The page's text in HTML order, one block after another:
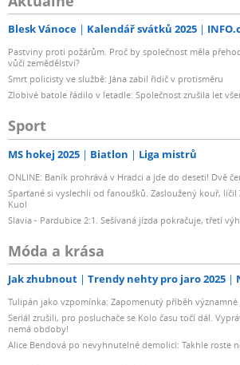
Blesk Vánoce Kalendář svátků 2025
Pastviny proti požárům. Proč by společnost měla
vůči zemědělství?
Smrt policisty ve službě: Jána zabil řidič v protisměru
Zlobivé batole řádilo v letadle: Společnost zrušila let
Sport
MS hokej 2025 Biatlon Liga mistrů
ONLINE: Baník prohrává v Hradci a jde do deseti! Dvě
Sparťané si vyslechli od fanoušků. Zasloužený kouř, líčil
Kuol
Slavia - Pardubice 2:1. Sešívaná jízda pokračuje, třetí
Móda a krása
Jak zhubnout Trendy nehty pro jaro 2025
Tulipán jako vzpomínka: Zapomenutý příběh
Seriál zrušili, pro posluchače se Kolo času točí dál.
nemá obdoby!
Alice Bendová po nevyhnutelné demolici: Takhle roste